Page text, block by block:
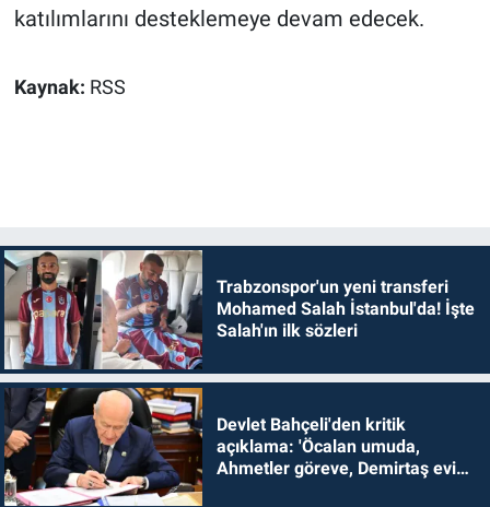
katılımlarını desteklemeye devam edecek.
Kaynak: RSS
Trabzonspor'un yeni transferi
Mohamed Salah İstanbul'da! İşte
Salah'ın ilk sözleri
Devlet Bahçeli'den kritik
açıklama: 'Öcalan umuda,
Ahmetler göreve, Demirtaş evine